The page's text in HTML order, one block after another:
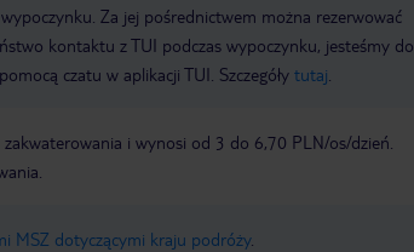
Za jej pośrednictwem można rezerwować
kontaktu z TUI podczas wypoczynku, jesteśmy do
czatu w aplikacji TUI. Szczegóły tutaj
i wynosi od 3 do 6,70 PLN/os/dzień.
MSZ dotyczącymi kraju podróży.